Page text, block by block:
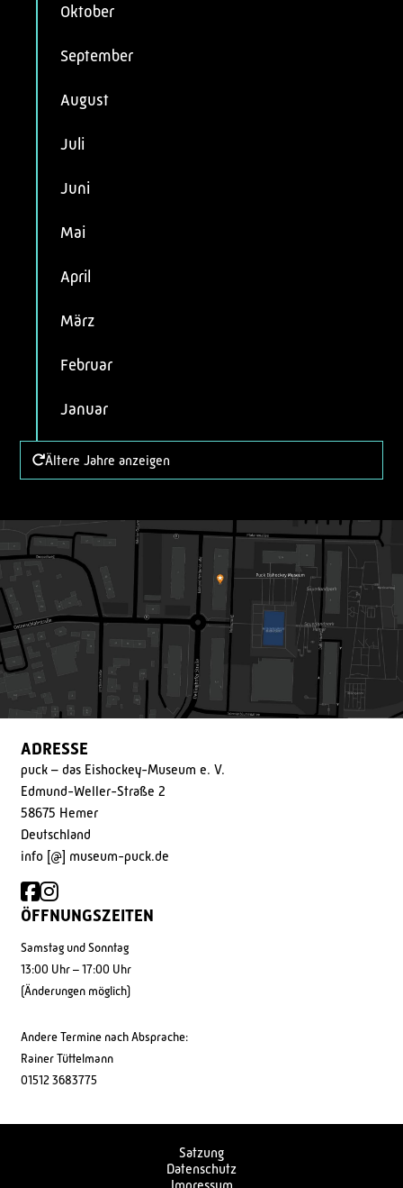
Oktober
September
August
Juli
Juni
Mai
April
März
Februar
Januar
Ältere Jahre anzeigen
ADRESSE
puck – das Eishockey-Museum e. V.
Edmund-Weller-Straße 2
58675 Hemer
Deutschland
info [@] museum-puck.de
ÖFFNUNGSZEITEN
Samstag und Sonntag
13:00 Uhr – 17:00 Uhr
(Änderungen möglich)
Andere Termine nach Absprache:
Rainer Tüttelmann
01512 3683775
Satzung
Datenschutz
Impressum